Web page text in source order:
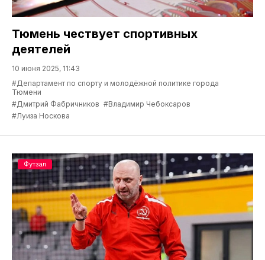
Тюмень чествует спортивных
деятелей
10 июня 2025, 11:43
#Департамент по спорту и молодёжной политике города
Тюмени
#Дмитрий Фабричников #Владимир Чебоксаров
#Луиза Носкова
Футзал